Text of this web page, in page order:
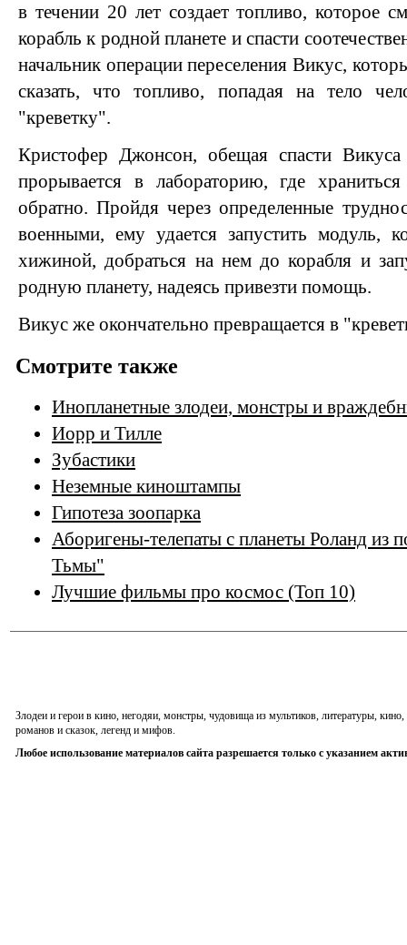
в течении 20 лет создает топливо, которое
корабль к родной планете и спасти
начальник операции переселения Викус,
сказать, что топливо, попадая на тело
"креветку".
Кристофер Джонсон, обещая спасти
прорывается в лабораторию, где
обратно. Пройдя через определенные
военными, ему удается запустить модуль,
хижиной, добраться на нем до корабля и
родную планету, надеясь привезти помощь.
Викус же окончательно превращается в
Смотрите также
Инопланетные злодеи, монстры и
Иорр и Тилле
Зубастики
Неземные киноштампы
Гипотеза зоопарка
Аборигены-телепаты с планеты Роланд из
Тьмы"
Лучшие фильмы про космос (Топ 10)
Злодеи и герои в кино, негодяи, монстры, чудовища из мультиков, литературы,
романов и сказок, легенд и мифов.
Любое использование материалов сайта разрешается только с указанием